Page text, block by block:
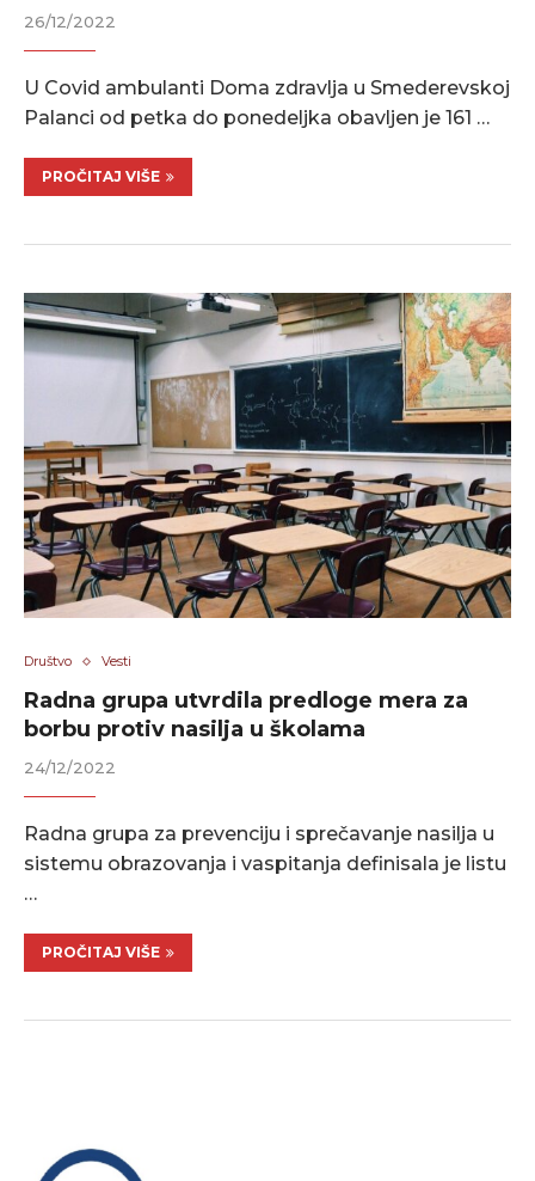
26/12/2022
U Covid ambulanti Doma zdravlja u Smederevskoj
Palanci od petka do ponedeljka obavljen je 161 …
PROČITAJ VIŠE
Društvo Vesti
Radna grupa utvrdila predloge mera za
borbu protiv nasilja u školama
24/12/2022
Radna grupa za prevenciju i sprečavanje nasilja u
sistemu obrazovanja i vaspitanja definisala je listu
…
PROČITAJ VIŠE